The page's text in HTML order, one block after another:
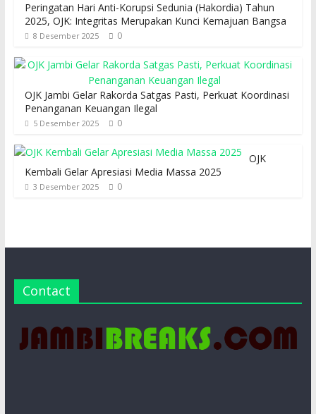
Peringatan Hari Anti-Korupsi Sedunia (Hakordia) Tahun
2025, OJK: Integritas Merupakan Kunci Kemajuan Bangsa
8 Desember 2025 0
OJK Jambi Gelar Rakorda Satgas Pasti, Perkuat Koordinasi
Penanganan Keuangan Ilegal
5 Desember 2025 0
OJK
Kembali Gelar Apresiasi Media Massa 2025
3 Desember 2025 0
Contact